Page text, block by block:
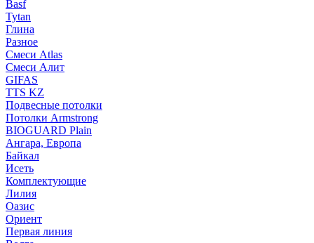
Basf
Tytan
Глина
Разное
Смеси Atlas
Смеси Алит
GIFAS
TTS KZ
Подвесные потолки
Потолки Armstrong
BIOGUARD Plain
Ангара, Европа
Байкал
Исеть
Комплектующие
Лилия
Оазис
Ориент
Первая линия